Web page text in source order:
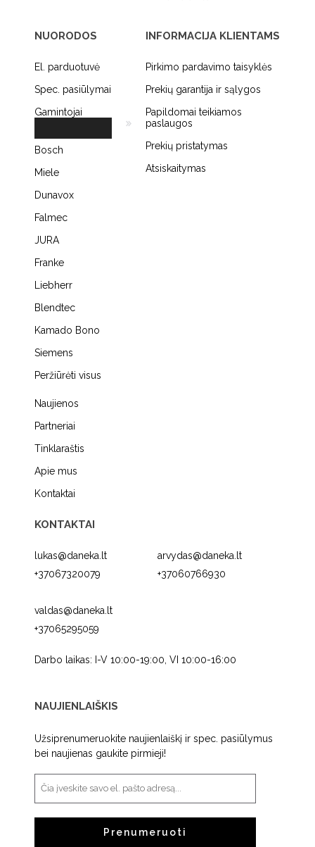
NUORODOS
El. parduotuvė
Spec. pasiūlymai
Gamintojai
Bosch
Miele
Dunavox
Falmec
JURA
Franke
Liebherr
Blendtec
Kamado Bono
Siemens
Peržiūrėti visus
Naujienos
Partneriai
Tinklaraštis
Apie mus
Kontaktai
KONTAKTAI
lukas@daneka.lt
+37067320079
arvydas@daneka.lt
+37060766930
valdas@daneka.lt
+37065295059
Darbo laikas: I-V 10:00-19:00, VI 10:00-16:00
INFORMACIJA KLIENTAMS
Pirkimo pardavimo taisyklės
Prekių garantija ir sąlygos
Papildomai teikiamos
paslaugos
Prekių pristatymas
Atsiskaitymas
NAUJIENLAIŠKIS
Užsiprenumeruokite naujienlaiškį ir spec. pasiūlymus
bei naujienas gaukite pirmieji!
Prenumeruoti